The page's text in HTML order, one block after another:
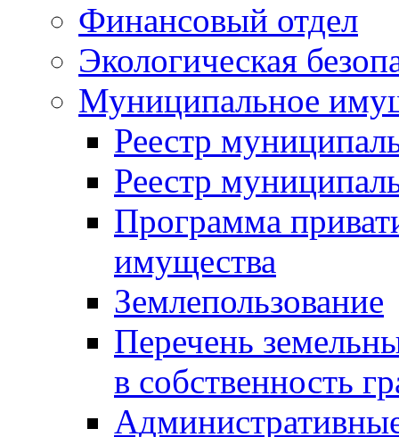
Финансовый отдел
Экологическая
Муниципальное
Реестр
Реестр
Программа
имущества
Землепользование
Перечень
в собственность